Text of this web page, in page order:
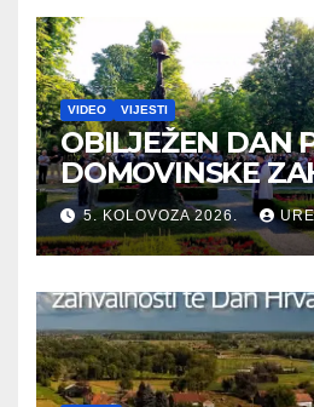
VIDEO VIJESTI
OBILJEŽEN DAN
DOMOVINSKE
TE DAN
BRANITELJA
5. KOLOVOZA 2026.